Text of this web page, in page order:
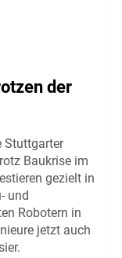
der
Stuttgarter
Baukrise im
gezielt in
und
Robotern in
jetzt auch